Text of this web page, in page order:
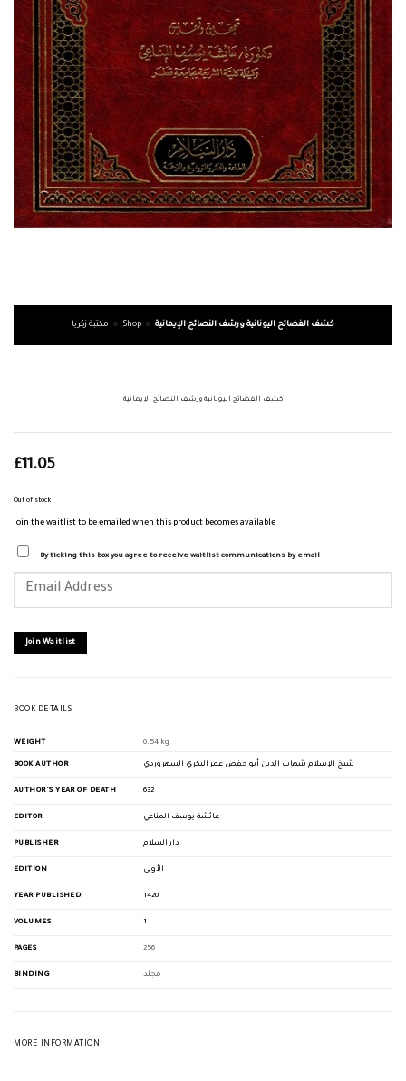
مكتبة زكريا » Shop » كشف الفضائح اليونانية ورشف النصائح الإيمانية
كشف الفضائح اليونانية ورشف النصائح الإيمانية
£11.05
Out of stock
Join the waitlist to be emailed when this product becomes available
By ticking this box you agree to receive waitlist communications by email
your
joinJoin Waitlist
BOOK DETAILS
WEIGHT 0.54 kg
BOOK AUTHOR شيخ الإسلام شهاب الدين أبو حفص عمر البكري السهروردي
AUTHOR'S YEAR OF DEATH 632
EDITOR عائشة يوسف المناعي
PUBLISHER دار السلام
EDITION الأولى
YEAR PUBLISHED 1420
VOLUMES 1
PAGES 256
BINDING مجلد
MORE INFORMATION